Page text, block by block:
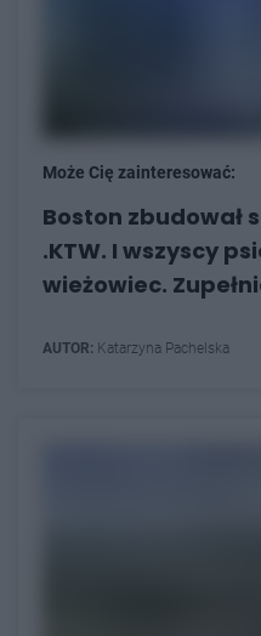
Może Cię zainteresować:
Boston zbudował
.KTW. I wszyscy
wieżowiec.
AUTOR: Katarzyna Pachelska